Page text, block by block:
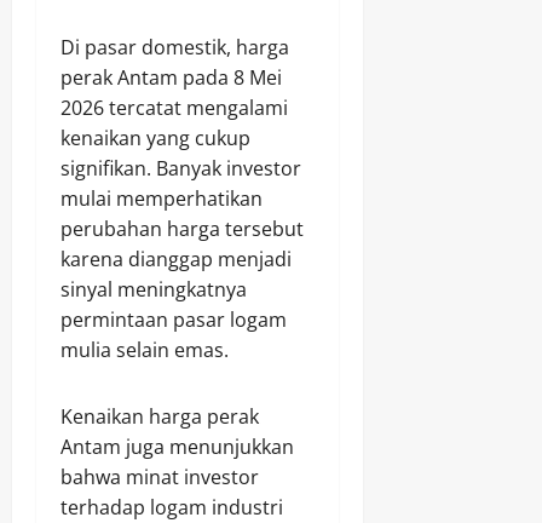
Di pasar domestik, harga
perak Antam pada 8 Mei
2026 tercatat mengalami
kenaikan yang cukup
signifikan. Banyak investor
mulai memperhatikan
perubahan harga tersebut
karena dianggap menjadi
sinyal meningkatnya
permintaan pasar logam
mulia selain emas.
Kenaikan harga perak
Antam juga menunjukkan
bahwa minat investor
terhadap logam industri